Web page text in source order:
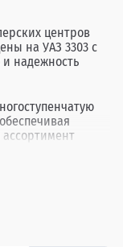
центров
на УАЗ 3303 с
и надежность
клиента.